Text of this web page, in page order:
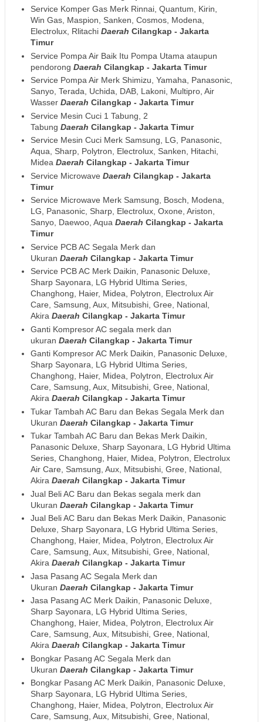
Service Komper Gas Merk Rinnai, Quantum, Kirin,
Win Gas, Maspion, Sanken, Cosmos, Modena,
Electrolux, Rlitachi Daerah Cilangkap - Jakarta
Timur
Service Pompa Air Baik Itu Pompa Utama ataupun
pendorong Daerah Cilangkap - Jakarta Timur
Service Pompa Air Merk Shimizu, Yamaha, Panasonic,
Sanyo, Terada, Uchida, DAB, Lakoni, Multipro, Air
Wasser Daerah Cilangkap - Jakarta Timur
Service Mesin Cuci 1 Tabung, 2
Tabung Daerah Cilangkap - Jakarta Timur
Service Mesin Cuci Merk Samsung, LG, Panasonic,
Aqua, Sharp, Polytron, Electrolux, Sanken, Hitachi,
Midea Daerah Cilangkap - Jakarta Timur
Service Microwave Daerah Cilangkap - Jakarta
Timur
Service Microwave Merk Samsung, Bosch, Modena,
LG, Panasonic, Sharp, Electrolux, Oxone, Ariston,
Sanyo, Daewoo, Aqua Daerah Cilangkap - Jakarta
Timur
Service PCB AC Segala Merk dan
Ukuran Daerah Cilangkap - Jakarta Timur
Service PCB AC Merk Daikin, Panasonic Deluxe,
Sharp Sayonara, LG Hybrid Ultima Series,
Changhong, Haier, Midea, Polytron, Electrolux Air
Care, Samsung, Aux, Mitsubishi, Gree, National,
Akira Daerah Cilangkap - Jakarta Timur
Ganti Kompresor AC segala merk dan
ukuran Daerah Cilangkap - Jakarta Timur
Ganti Kompresor AC Merk Daikin, Panasonic Deluxe,
Sharp Sayonara, LG Hybrid Ultima Series,
Changhong, Haier, Midea, Polytron, Electrolux Air
Care, Samsung, Aux, Mitsubishi, Gree, National,
Akira Daerah Cilangkap - Jakarta Timur
Tukar Tambah AC Baru dan Bekas Segala Merk dan
Ukuran Daerah Cilangkap - Jakarta Timur
Tukar Tambah AC Baru dan Bekas Merk Daikin,
Panasonic Deluxe, Sharp Sayonara, LG Hybrid Ultima
Series, Changhong, Haier, Midea, Polytron, Electrolux
Air Care, Samsung, Aux, Mitsubishi, Gree, National,
Akira Daerah Cilangkap - Jakarta Timur
Jual Beli AC Baru dan Bekas segala merk dan
Ukuran Daerah Cilangkap - Jakarta Timur
Jual Beli AC Baru dan Bekas Merk Daikin, Panasonic
Deluxe, Sharp Sayonara, LG Hybrid Ultima Series,
Changhong, Haier, Midea, Polytron, Electrolux Air
Care, Samsung, Aux, Mitsubishi, Gree, National,
Akira Daerah Cilangkap - Jakarta Timur
Jasa Pasang AC Segala Merk dan
Ukuran Daerah Cilangkap - Jakarta Timur
Jasa Pasang AC Merk Daikin, Panasonic Deluxe,
Sharp Sayonara, LG Hybrid Ultima Series,
Changhong, Haier, Midea, Polytron, Electrolux Air
Care, Samsung, Aux, Mitsubishi, Gree, National,
Akira Daerah Cilangkap - Jakarta Timur
Bongkar Pasang AC Segala Merk dan
Ukuran Daerah Cilangkap - Jakarta Timur
Bongkar Pasang AC Merk Daikin, Panasonic Deluxe,
Sharp Sayonara, LG Hybrid Ultima Series,
Changhong, Haier, Midea, Polytron, Electrolux Air
Care, Samsung, Aux, Mitsubishi, Gree, National,